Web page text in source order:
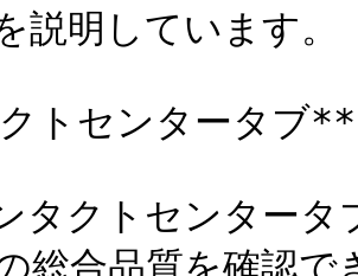
説明しています。
トセンタータブ**
タクトセンタータ
総合品質を確認